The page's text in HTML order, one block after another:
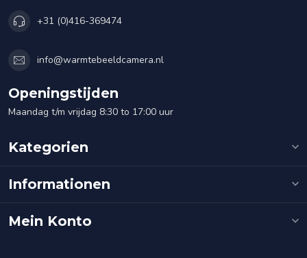
+31 (0)416-369474
info@warmtebeeldcamera.nl
Openingstijden
Maandag t/m vrijdag 8:30 to 17:00 uur
Kategorien
Informationen
Mein Konto